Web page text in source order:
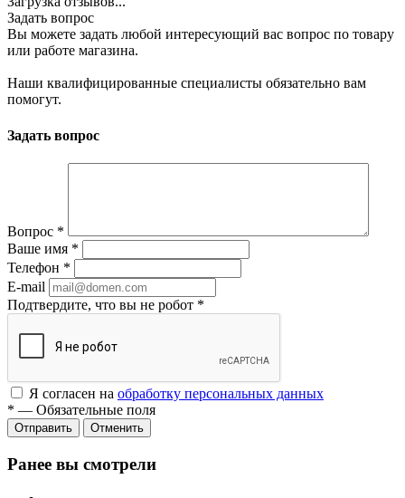
Задать вопрос
Вы можете задать любой интересующий вас вопрос по товару
или работе магазина.
Наши квалифицированные специалисты обязательно вам
помогут.
Задать вопрос
Вопрос *
Ваше имя *
Телефон *
E-mail
Подтвердите, что вы не робот *
Я согласен на обработку персональных данных
* — Обязательные поля
Отменить
Ранее вы смотрели